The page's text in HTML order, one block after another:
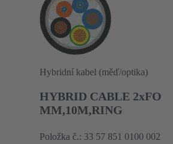
Hybridní kabel (měď/optika)
HYBRID CABLE 2xFO
MM,10M,RING
Položka č.: 33 57 851 0100 002